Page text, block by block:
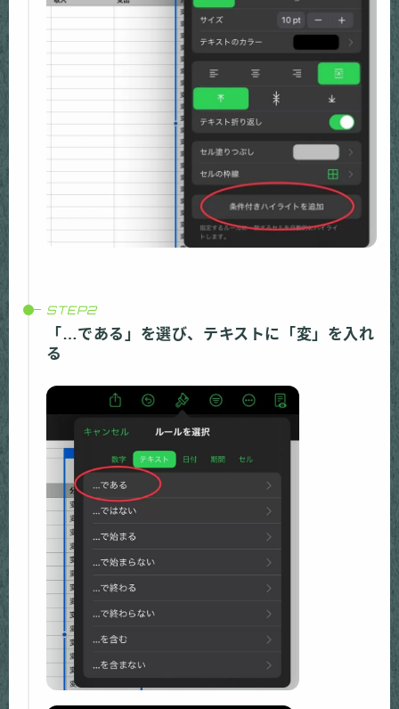
「…である」を選び、テキストに「変」を入れ
る